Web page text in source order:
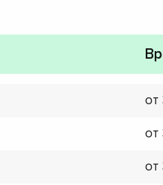
от
от
от